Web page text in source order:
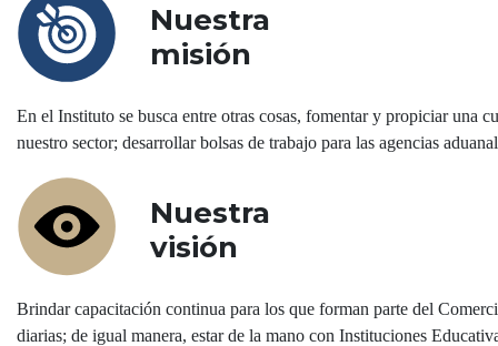
Nuestra
misión
En el Instituto se busca entre otras cosas, fomentar y propiciar una
nuestro sector; desarrollar bolsas de trabajo para las agencias
Nuestra
visión
Brindar capacitación continua para los que forman parte del
diarias; de igual manera, estar de la mano con Instituciones